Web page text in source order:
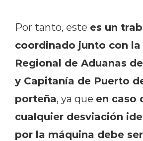
Por tanto, este es un
coordinado junto con
Regional de Aduanas
y Capitanía de Puerto
porteña, ya que en caso
cualquier desviación
por la máquina debe